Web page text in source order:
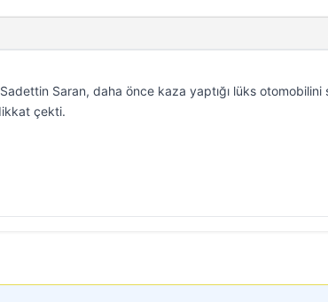
Saran, daha önce kaza yaptığı lüks otomobilini
çekti.